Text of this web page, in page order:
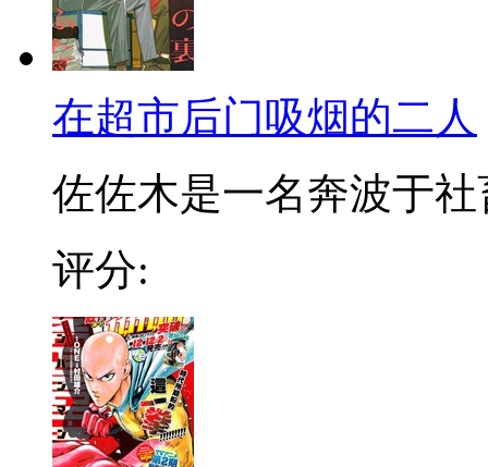
在超市后门吸烟的二人
佐佐木是一名奔波于社
评分: